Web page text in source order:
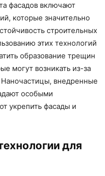
фасадов включают
которые значительно
строительных
этих технологий
образование трещин
могут возникать из-за
внедренные
особыми
укрепить фасады и
для